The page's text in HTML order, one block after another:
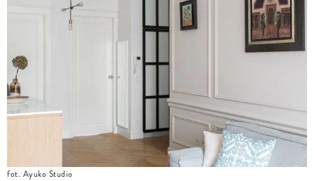
fot. Ayuko Studio